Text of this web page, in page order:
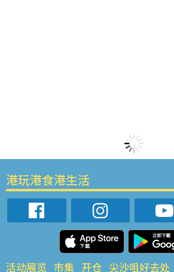
港玩港食港生活
活动展览 市集 开仓 尖沙咀好去处